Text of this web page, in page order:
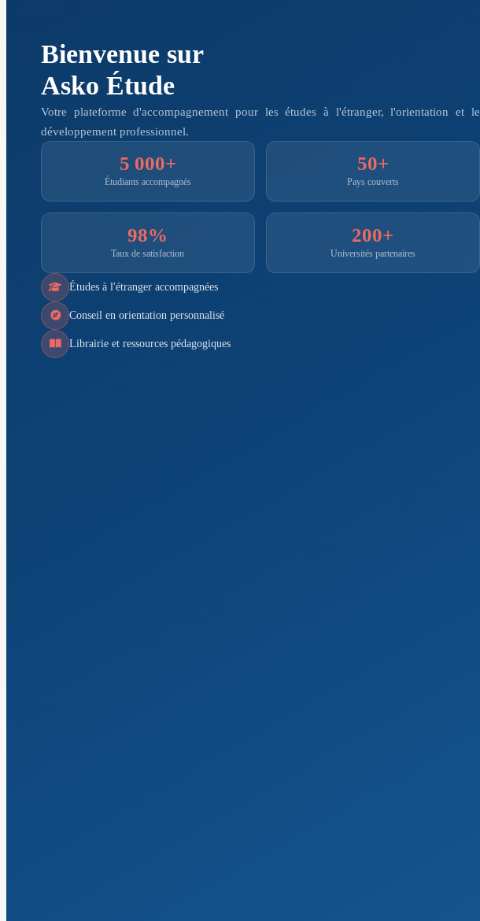
Bienvenue sur
Asko Étude
Votre plateforme d'accompagnement pour les études à l'étranger, l'orientation et le
développement professionnel.
5 000+
Étudiants accompagnés
50+
Pays couverts
98%
Taux de satisfaction
200+
Universités partenaires
Études à l'étranger accompagnées
Conseil en orientation personnalisé
Librairie et ressources pédagogiques